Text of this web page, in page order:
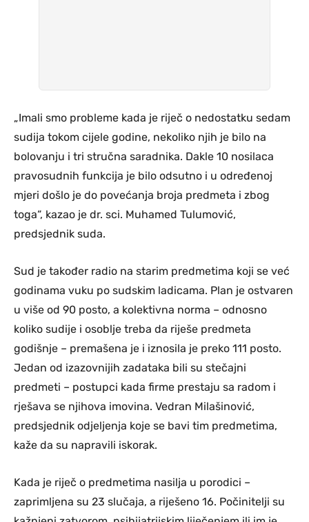
„Imali smo probleme kada je riječ o nedostatku sedam
sudija tokom cijele godine, nekoliko njih je bilo na
bolovanju i tri stručna saradnika. Dakle 10 nosilaca
pravosudnih funkcija je bilo odsutno i u određenoj
mjeri došlo je do povećanja broja predmeta i zbog
toga“, kazao je dr. sci. Muhamed Tulumović,
predsjednik suda.
Sud je također radio na starim predmetima koji se već
godinama vuku po sudskim ladicama. Plan je ostvaren
u više od 90 posto, a kolektivna norma – odnosno
koliko sudije i osoblje treba da riješe predmeta
godišnje – premašena je i iznosila je preko 111 posto.
Jedan od izazovnijih zadataka bili su stečajni
predmeti – postupci kada firme prestaju sa radom i
rješava se njihova imovina. Vedran Milašinović,
predsjednik odjeljenja koje se bavi tim predmetima,
kaže da su napravili iskorak.
Kada je riječ o predmetima nasilja u porodici –
zaprimljena su 23 slučaja, a riješeno 16. Počinitelji su